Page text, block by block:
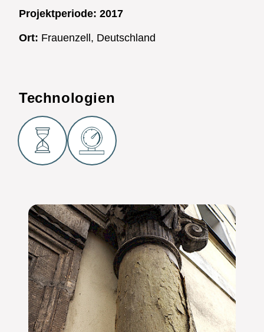
Projektperiode: 2017
Ort: Frauenzell, Deutschland
Technologien